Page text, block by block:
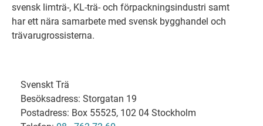
svensk limträ-, KL-trä- och förpackningsindustri samt
har ett nära samarbete med svensk bygghandel och
trävarugrossisterna.
Svenskt Trä
Besöksadress: Storgatan 19
Postadress: Box 55525, 102 04 Stockholm